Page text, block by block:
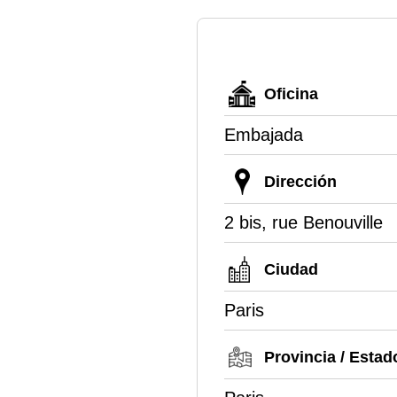
Oficina
Embajada
Dirección
2 bis, rue Benouville
Ciudad
Paris
Provincia /